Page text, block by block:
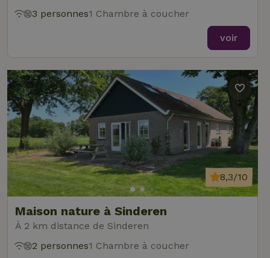
3 personnes1 Chambre à coucher
voir
Maison nature à Sinderen
À 2 km distance de Sinderen
8,3/10
2 personnes1 Chambre à coucher